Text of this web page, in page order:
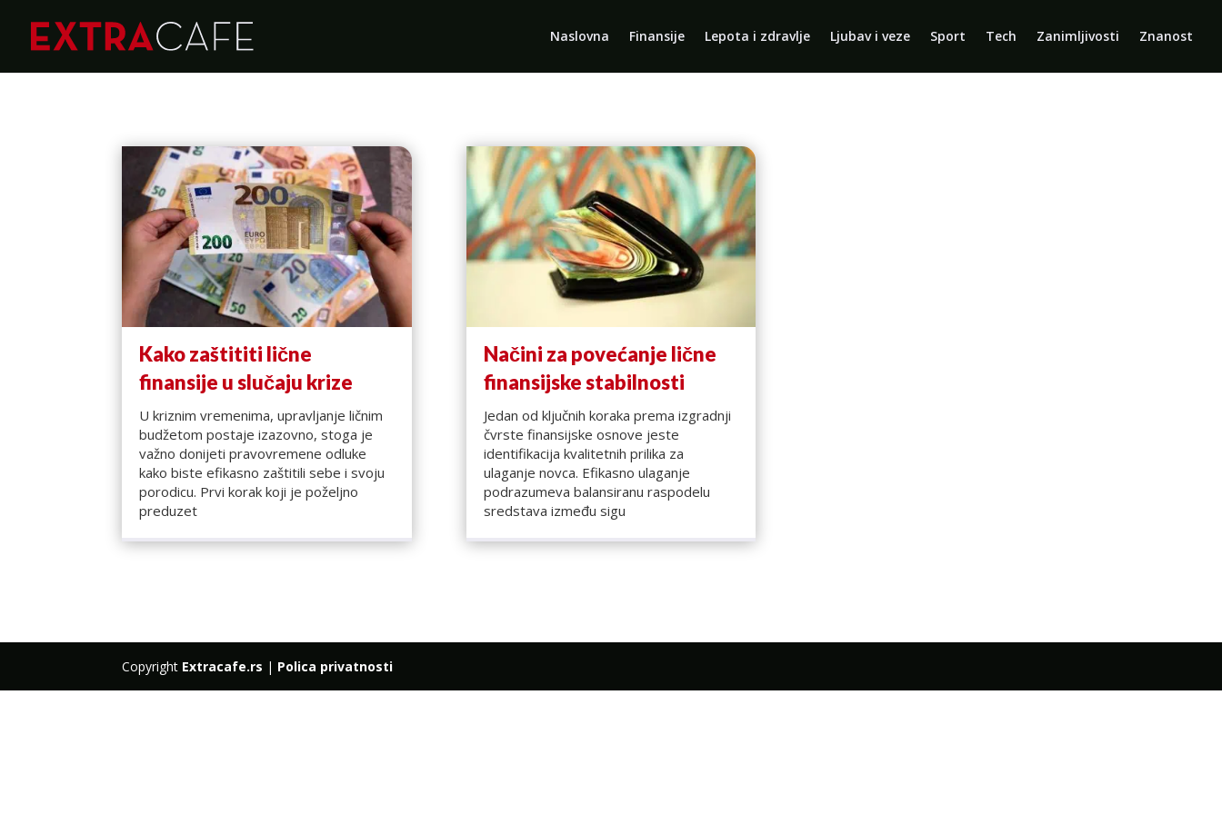
Naslovna Finansije Lepota i zdravlje Ljubav i veze Sport Tech Zanimljivosti Znanost
Kako zaštititi lične
finansije u slučaju krize
U kriznim vremenima, upravljanje ličnim
budžetom postaje izazovno, stoga je
važno donijeti pravovremene odluke
kako biste efikasno zaštitili sebe i svoju
porodicu. Prvi korak koji je poželjno
preduzet
Načini za povećanje lične
finansijske stabilnosti
Jedan od ključnih koraka prema izgradnji
čvrste finansijske osnove jeste
identifikacija kvalitetnih prilika za
ulaganje novca. Efikasno ulaganje
podrazumeva balansiranu raspodelu
sredstava između sigu
Copyright Extracafe.rs | Polica privatnosti